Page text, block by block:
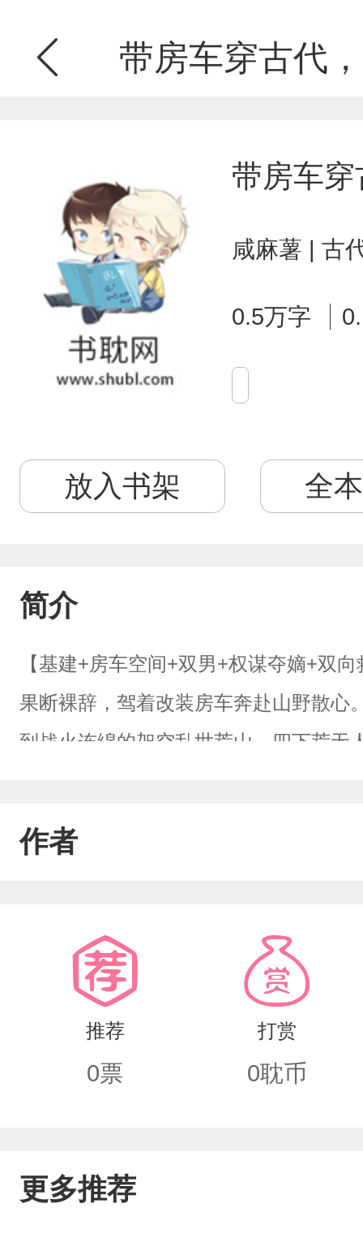
带房车穿古代
带房车
咸麻薯 | 古
0.5万字
放入书架 全
简介
【基建+房车空间+双男+权谋夺嫡+双
果断裸辞，驾着改装房车奔赴山野散心
到战火连绵的架空乱世荒山。四下荒无
口掩护，主动递出全部封地权柄，邀
夺嫡暗流汹涌。沈时安从不张扬空间，
练新军、推寒门新政，一步步收拢万
机，君臣皮囊之下，早已是生死相托
作者
推荐
0票
打赏
0耽币
更多推荐